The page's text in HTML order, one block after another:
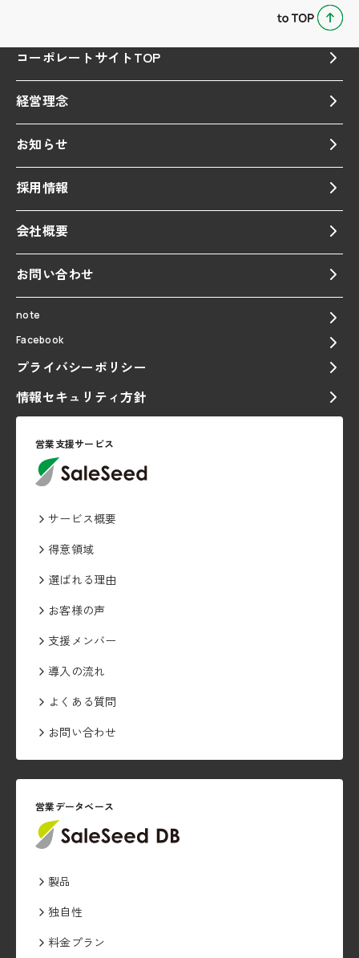
コーポレートサイトTOP
経営理念
お知らせ
採用情報
会社概要
お問い合わせ
note
Facebook
プライバシーポリシー
情報セキュリティ方針
営業支援サービス
サービス概要
得意領域
選ばれる理由
お客様の声
支援メンバー
導入の流れ
よくある質問
お問い合わせ
営業データベース
製品
独自性
料金プラン